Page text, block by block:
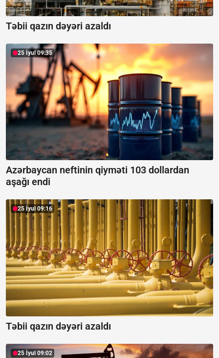
Təbii qazın dəyəri azaldı
25 İyul 09:35
Azərbaycan neftinin qiyməti 103 dollardan
aşağı endi
25 İyul 09:16
Təbii qazın dəyəri azaldı
25 İyul 09:02